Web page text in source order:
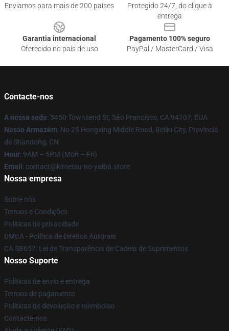
Enviamos para mais de 200 países
Protegido 24/7, do clique à
entrega
Garantia internacional
Oferecido no país de uso
Pagamento 100% seguro
PayPal / MasterCard / Visa
Contacte-nos
A nossa sede: 5450 Townsend St, São Francisco, CA 94107, EUA
Nosso Armazém: No 25 Hongxing Middle Road, Beiliu City, Província
de Shandong, CN
Hour: 9AM – 5PM (Mon – Fri)
Email : contact@kimetsu-no-yaiba.store
Nossa empresa
Sobre nós
Termos e Condições
Políticas de privacidade
DMCA - Política de Direitos Autorais
CA SB657: Lei de Transparência de Cadeia de Suprimentos
Nosso Suporte
Políticas de envio e entrega
Termos de pagamento
Políticas de devolução e reembolso
Contacte-nos